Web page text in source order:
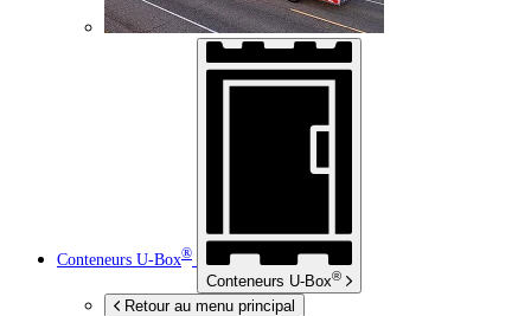
Conteneurs U-Box®
Conteneurs U-Box®
Retour au menu principal